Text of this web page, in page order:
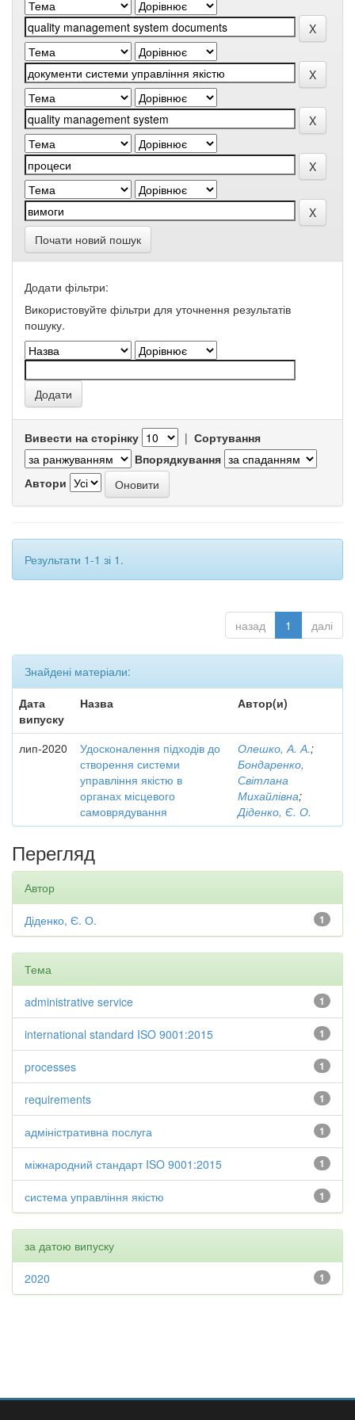
Почати новий пошук
Додати фільтри:
Використовуйте фільтри для уточнення результатів
пошуку.
Вивести на сторінку | Сортування
Впорядкування
Автори
Результати 1-1 зі 1.
назад 1 далі
Знайдені матеріали:
Дата
випуску
Назва Автор(и)
лип-2020
Удосконалення підходів до
створення системи
управління якістю в
органах місцевого
самоврядування
Олешко, А. А.;
Бондаренко,
Світлана
Михайлівна;
Діденко, Є. О.
Перегляд
Автор
1
Діденко, Є. О.
Тема
1
administrative service
1
international standard ISO 9001:2015
1
processes
1
requirements
1
адміністративна послуга
1
міжнародний стандарт ISO 9001:2015
1
система управління якістю
за датою випуску
1
2020